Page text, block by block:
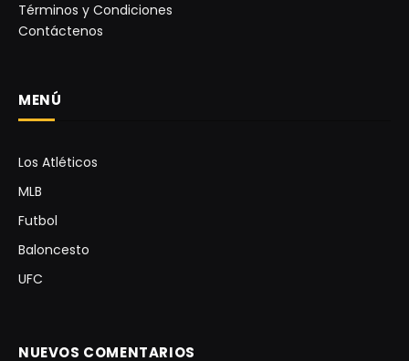
Términos y Condiciones
Contáctenos
MENÚ
Los Atléticos
MLB
Futbol
Baloncesto
UFC
NUEVOS COMENTARIOS